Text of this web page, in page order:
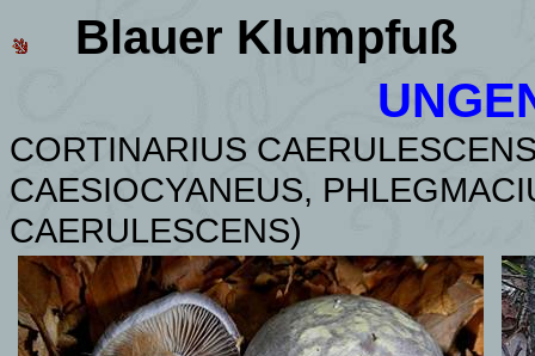
Blauer Klumpfuß
CORTINARIUS
CAESIOCYANEUS,
CAERULESCENS)